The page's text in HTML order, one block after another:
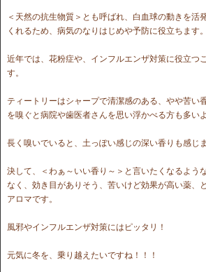
＜天然の抗生物質＞とも呼ばれ、白血球の動きを活
くれるため、病気のなりはじめや予防に役立ちます。
近年では、花粉症や、インフルエンザ対策に役立つ
す。
ティートリーはシャープで清潔感のある、やや苦い
を嗅ぐと病院や歯医者さんを思い浮かべる方も多い
長く嗅いでいると、土っぽい感じの深い香りも感じま
決して、＜わぁ～いい香り～＞と言いたくなるよう
なく、効き目がありそう、苦いけど効果が高い薬、
アロマです。
風邪やインフルエンザ対策にはピッタリ！
元気に冬を、乗り越えたいですね！！！